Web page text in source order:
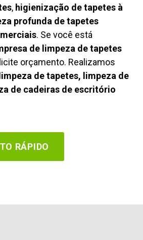
, higienização de tapetes à
profunda de tapetes
. Se você está
de limpeza de tapetes
orçamento. Realizamos
de tapetes, limpeza de
de cadeiras de escritório
RÁPIDO